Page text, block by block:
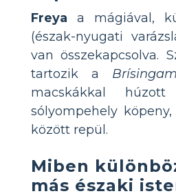
Freya a mágiával,
(észak-nyugati
van összekapcsolva.
tartozik a
macskákkal
sólyompehely
között repül.
Miben
más északi